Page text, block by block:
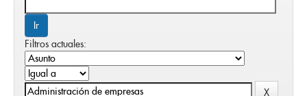
Filtros actuales: